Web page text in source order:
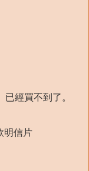
經買不到了。
明信片